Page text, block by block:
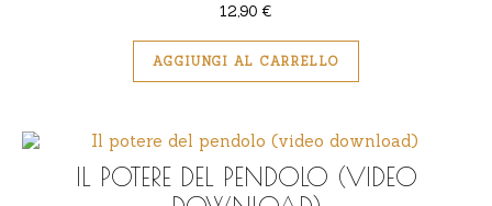
12,90 €
AGGIUNGI AL CARRELLO
IL POTERE DEL PENDOLO (VIDEO